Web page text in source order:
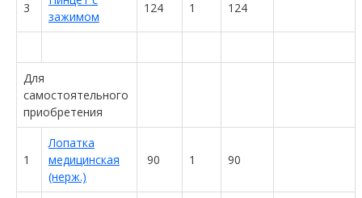
3
зажимом
124 1 124
Для
самостоятельного
приобретения
1
Лопатка
медицинская
(нерж.)
90 1 90